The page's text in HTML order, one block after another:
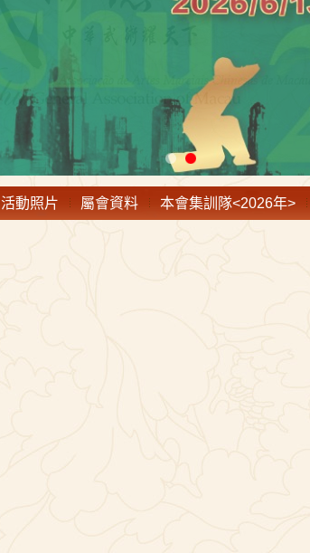
活動照片 屬會資料 本會集訓隊<2026年>